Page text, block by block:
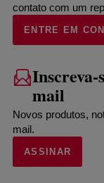
contato com um
ENTRE EM
Inscreva-
mail
Novos produtos,
mail.
ASSINAR